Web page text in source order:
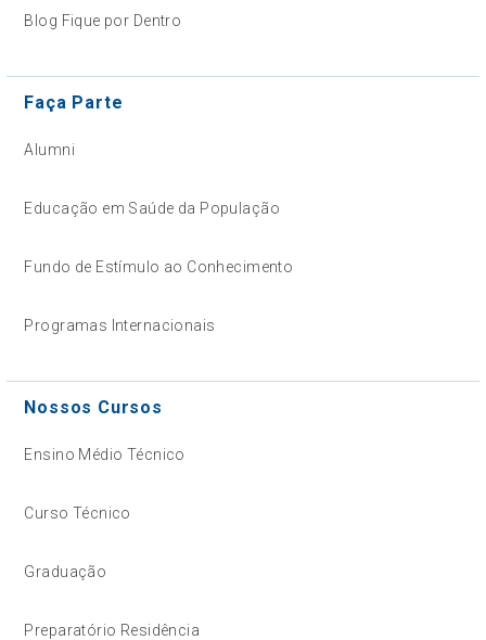
Blog Fique por Dentro
Faça Parte
Alumni
Educação em Saúde da População
Fundo de Estímulo ao Conhecimento
Programas Internacionais
Nossos Cursos
Ensino Médio Técnico
Curso Técnico
Graduação
Preparatório Residência